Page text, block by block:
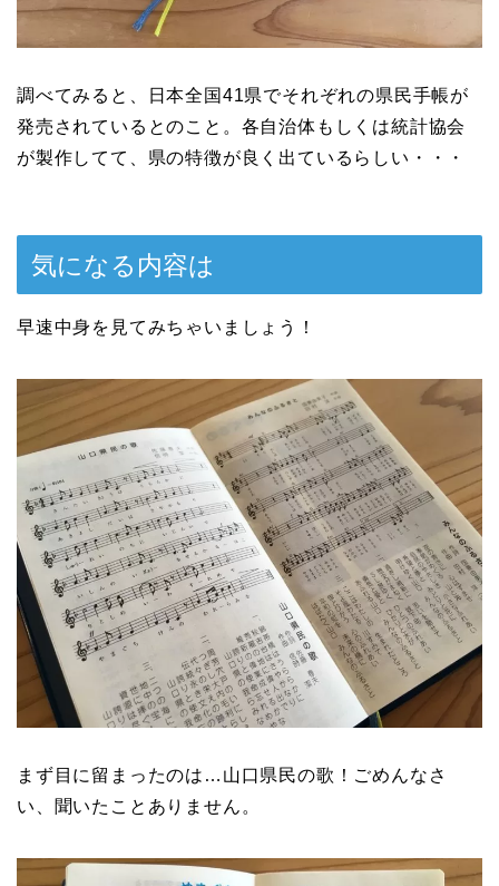
調べてみると、日本全国41県でそれぞれの県民手帳が
発売されているとのこと。各自治体もしくは統計協会
が製作してて、県の特徴が良く出ているらしい・・・
気になる内容は
早速中身を見てみちゃいましょう！
まず目に留まったのは…山口県民の歌！ごめんなさ
い、聞いたことありません。